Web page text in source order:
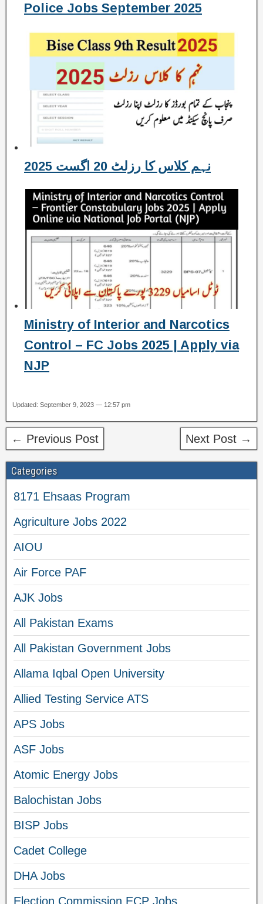
Police Jobs September 2025
نہم کلاس کا رزلٹ 20 اگست 2025
Ministry of Interior and Narcotics
Control – FC Jobs 2025 | Apply via
NJP
Updated: September 9, 2023 — 12:57 pm
← Previous Post Next Post →
Categories
8171 Ehsaas Program
Agriculture Jobs 2022
AIOU
Air Force PAF
AJK Jobs
All Pakistan Exams
All Pakistan Government Jobs
Allama Iqbal Open University
Allied Testing Service ATS
APS Jobs
ASF Jobs
Atomic Energy Jobs
Balochistan Jobs
BISP Jobs
Cadet College
DHA Jobs
Election Commission ECP Jobs